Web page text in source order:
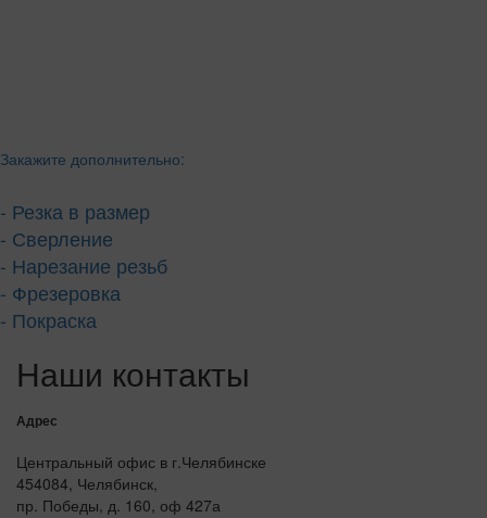
Закажите дополнительно:
- Резка в размер
- Сверление
- Нарезание резьб
- Фрезеровка
- Покраска
Наши контакты
Адрес
Центральный офис в г.Челябинске
454084, Челябинск,
пр. Победы, д. 160, оф 427а